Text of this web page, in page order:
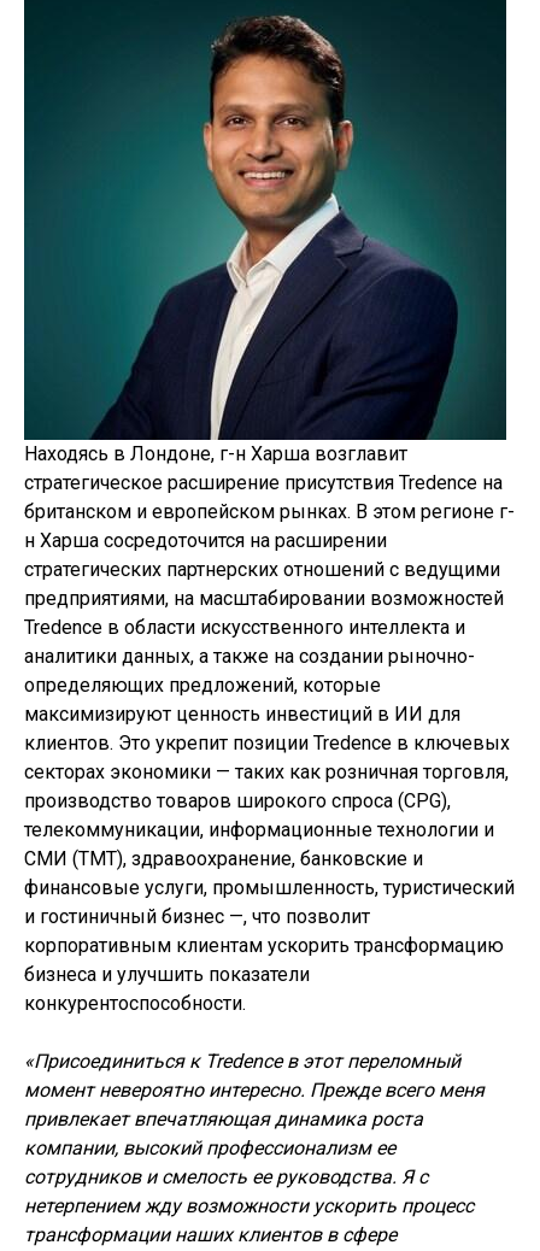
Находясь в Лондоне, г-н Харша возглавит
стратегическое расширение присутствия Tredence на
британском и европейском рынках. В этом регионе г-
н Харша сосредоточится на расширении
стратегических партнерских отношений с ведущими
предприятиями, на масштабировании возможностей
Tredence в области искусственного интеллекта и
аналитики данных, а также на создании рыночно-
определяющих предложений, которые
максимизируют ценность инвестиций в ИИ для
клиентов. Это укрепит позиции Tredence в ключевых
секторах экономики — таких как розничная торговля,
производство товаров широкого спроса (CPG),
телекоммуникации, информационные технологии и
СМИ (TMT), здравоохранение, банковские и
финансовые услуги, промышленность, туристический
и гостиничный бизнес —, что позволит
корпоративным клиентам ускорить трансформацию
бизнеса и улучшить показатели
конкурентоспособности.
«Присоединиться к Tredence в этот переломный
момент невероятно интересно. Прежде всего меня
привлекает впечатляющая динамика роста
компании, высокий профессионализм ее
сотрудников и смелость ее руководства. Я с
нетерпением жду возможности ускорить процесс
трансформации наших клиентов в сфере